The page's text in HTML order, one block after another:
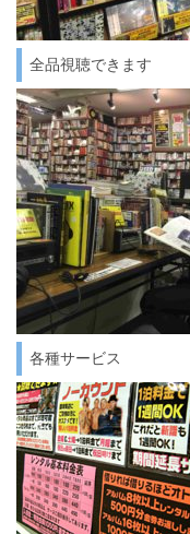
全品視聴できます
各種サービス